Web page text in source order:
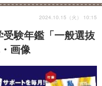
受験年鑑「一般選抜
画像
2024.10.15（火） 10:15